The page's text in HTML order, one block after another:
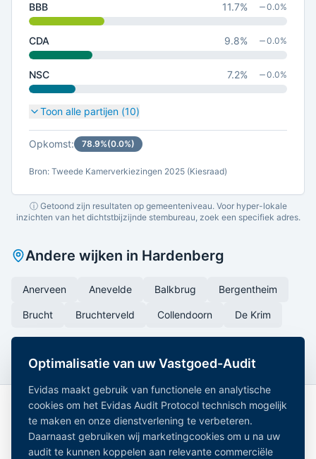
BBB 11.7% 0.0%
CDA 9.8% 0.0%
NSC 7.2% 0.0%
Toon alle partijen (10)
Opkomst: 78.9%(0.0%)
Bron: Tweede Kamerverkiezingen 2025 (Kiesraad)
ⓘ Getoond zijn resultaten op gemeenteniveau. Voor hyper-lokale
inzichten van het dichtstbijzijnde stembureau, zoek een specifiek adres.
Andere wijken in Hardenberg
Anerveen Anevelde Balkbrug Bergentheim
Brucht Bruchterveld Collendoorn De Krim
Optimalisatie van uw Vastgoed-Audit
Evidas maakt gebruik van functionele en analytische
cookies om het Evidas Audit Protocol technisch mogelijk
te maken en onze dienstverlening te verbeteren.
Daarnaast gebruiken wij marketingcookies om u na uw
audit te kunnen koppelen aan relevante commerciële